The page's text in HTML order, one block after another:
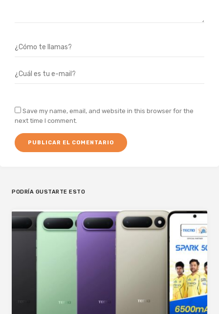
Save my name, email, and website in this browser for the
next time I comment.
PODRÍA GUSTARTE ESTO